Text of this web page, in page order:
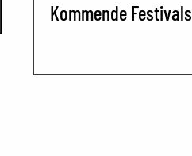
Kommende Festivals